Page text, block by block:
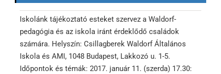
Iskolánk tájékoztató esteket szervez a Waldorf-
pedagógia és az iskola iránt érdeklődő családok
számára. Helyszín: Csillagberek Waldorf Általános
Iskola és AMI, 1048 Budapest, Lakkozó u. 1-5.
Időpontok és témák: 2017. január 11. (szerda) 17.30: